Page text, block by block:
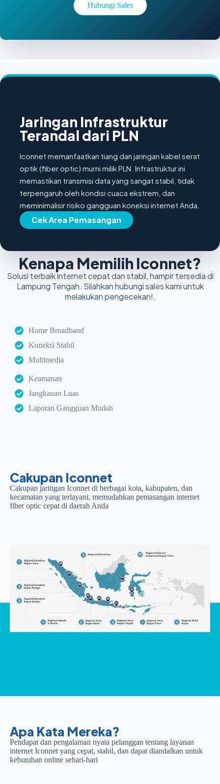
Hubungi Sales
Jaringan Infrastruktur
Terandal dari PLN
Iconnet memanfaatkan tiang dan jaringan kabel serat
optik (fiber optic) murni milik PLN. Infrastruktur ini
memastikan transmisi data yang sangat stabil, tidak
terpengaruh oleh kondisi cuaca ekstrem, dan
meminimalisir risiko gangguan koneksi internet Anda.
Cek Area Pemasangan
Kenapa Memilih Iconnet?
Solusi terbaik internet cepat dan stabil, hampir tersedia di
Lampung Tengah. Silahkan hubungi sales kami untuk
melakukan pengecekan!.
Home Broadband
Koneksi Stabil
Multimedia
Keamanan
Jangkauan Luas
Laporan Gangguan Mudah
Cakupan Iconnet
Cakupan jaringan Iconnet di berbagai kota, kabupaten, dan
kecamatan yang terlayani, memudahkan pemasangan internet
fiber optic cepat di daerah Anda
Apa Kata Mereka?
Pendapat dan pengalaman nyata pelanggan tentang layanan
internet Iconnet yang cepat, stabil, dan dapat diandalkan untuk
kebutuhan online sehari-hari